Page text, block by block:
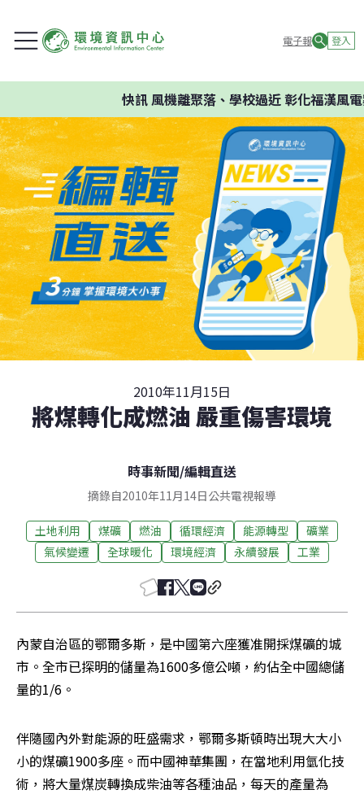
電子報 登入
快訊風機離聚落、學校過近 彰化福漢風電
2010年11月15日
將煤轉化成燃油 嚴重傷害環境
時事新聞/編輯直送
摘錄自2010年11月14日公共電視報導
土地利用 煤礦 燃油 循環經濟 能源轉型
礦業
氣候變遷
全球暖化 環境經濟 永續發展 工業
內蒙自治區的鄂爾多斯，是中國第六座獲准開採煤礦的城
市。全市已探明的儲量為1600多億公噸，約佔全中國總儲
量的1/6。
伴隨國內外對能源的旺盛需求，鄂爾多斯頓時出現大大小
小的煤礦1900多座。而中國神華集團，在當地利用氫化技
術，將大量煤炭轉換成柴油等各種油品，每天的產量為